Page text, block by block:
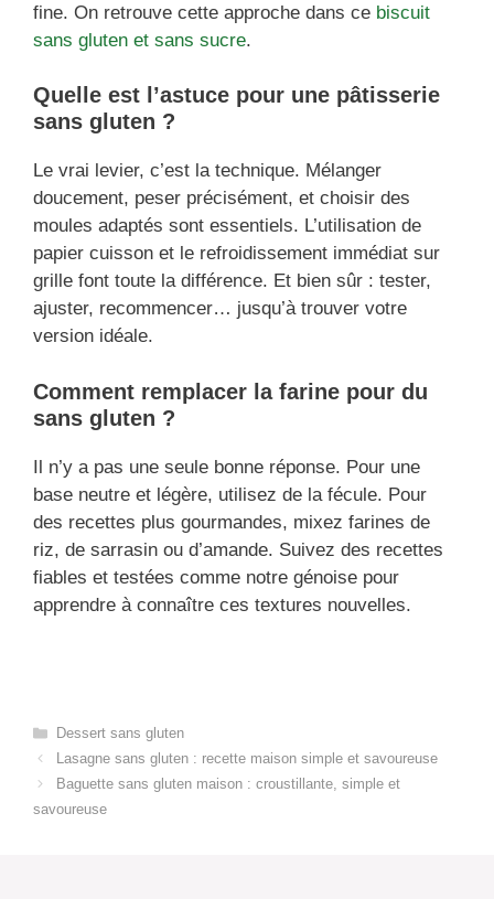
fine. On retrouve cette approche dans ce biscuit
sans gluten et sans sucre.
Quelle est l’astuce pour une pâtisserie
sans gluten ?
Le vrai levier, c’est la technique. Mélanger
doucement, peser précisément, et choisir des
moules adaptés sont essentiels. L’utilisation de
papier cuisson et le refroidissement immédiat sur
grille font toute la différence. Et bien sûr : tester,
ajuster, recommencer… jusqu’à trouver votre
version idéale.
Comment remplacer la farine pour du
sans gluten ?
Il n’y a pas une seule bonne réponse. Pour une
base neutre et légère, utilisez de la fécule. Pour
des recettes plus gourmandes, mixez farines de
riz, de sarrasin ou d’amande. Suivez des recettes
fiables et testées comme notre génoise pour
apprendre à connaître ces textures nouvelles.
Categories
Dessert sans gluten
Lasagne sans gluten : recette maison simple et savoureuse
Baguette sans gluten maison : croustillante, simple et
savoureuse